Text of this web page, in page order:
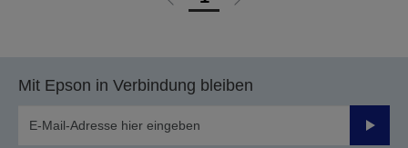
Zur
Zur
Mit Epson in Verbindung bleiben